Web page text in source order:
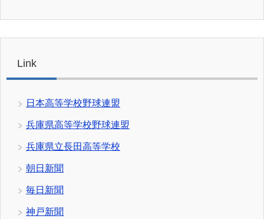
Link
日本高等学校野球連盟
兵庫県高等学校野球連盟
兵庫県立長田高等学校
朝日新聞
毎日新聞
神戸新聞